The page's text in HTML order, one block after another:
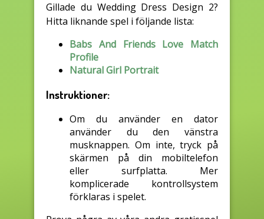
Gillade du Wedding Dress Design 2?
Hitta liknande spel i följande lista:
Babs And Friends Love Match
Profile
Natural Girl Portrait
Instruktioner:
Om du använder en dator
använder du den vänstra
musknappen. Om inte, tryck på
skärmen på din mobiltelefon
eller surfplatta. Mer
komplicerade kontrollsystem
förklaras i spelet.